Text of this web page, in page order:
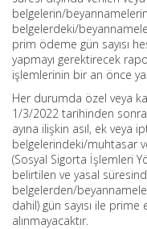
belgelerin/
belgelerdeki/
prim ödeme gün sayısı
yapmayı gerektirecek
işlemlerinin bir an önce
Her durumda özel veya
1/3/2022 tarihinden sonra
ayına ilişkin asıl, ek veya
belgelerindeki/muhtasar
(Sosyal Sigorta İşlemleri
belirtilen ve yasal
belgelerden/
dahil) gün sayısı ile
alınmayacaktır.